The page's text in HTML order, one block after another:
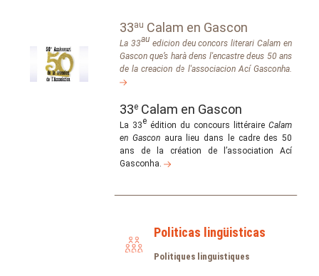
33au Calam en Gascon
La 33auedicion deu concors literariCalam en
Gascon que’s harà dens l'encastre deus 50 ans
de la creacion de l'associacion Ací Gasconha.
33e Calam en Gascon
La 33e édition du concours littéraire Calam
en Gasconaura lieu dans le cadre des 50
ans de la création de l’association Ací
Gasconha.
Politicas lingüisticas
Politiques linguistiques